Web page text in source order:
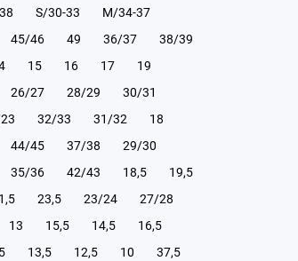
S/30-33
М/34-37
45/46 49 36/37
38/39
15 16 17
19
26/27 28/29
30/31
32/33 31/32
18
44/45 37/38
29/30
35/36 42/43 18,5
19,5
23,5 23/24
27/28
13 15,5 14,5
16,5
13,5 12,5 10
37,5